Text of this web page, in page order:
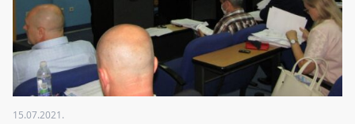
15.07.2021.